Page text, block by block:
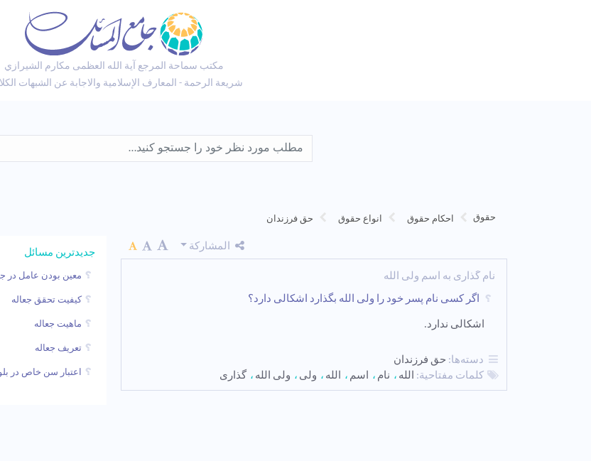
مكتب سماحة المرجع آية الله العظمى مكارم الشيرازي
شريعة الرحمة - المعارف الإسلامية والاجابة عن الشبهات
حقوق احکام حقوق انواع حقوق حق فرزندان
المشاركة
نام گذاری به اسم ولی الله
اگر کسی نام پسر خود را ولی الله بگذارد اشکالی دارد؟
اشکالی ندارد.
دسته‌ها: حق فرزندان
كلمات مفتاحية: الله نام اسم الله ولی ولی الله گذاری
جدیدترین مسائل
معین بودن عامل در
کیفیت تحقق جعاله
ماهیت جعاله
تعریف جعاله
اعتبار سن خاص در